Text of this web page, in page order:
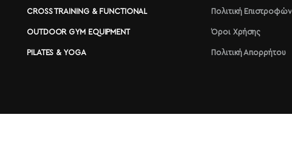
CROSS TRAINING & FUNCTIONAL
OUTDOOR GYM EQUIPMENT
PILATES & YOGA
Πολιτική Επιστροφών
Όροι Χρήσης
Πολιτική Απορρήτου